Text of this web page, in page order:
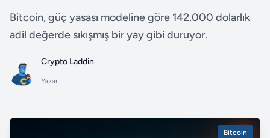
Bitcoin, güç yasası modeline göre 142.000 dolarlık
adil değerde sıkışmış bir yay gibi duruyor.
Crypto Laddin
Yazar
Bitcoin